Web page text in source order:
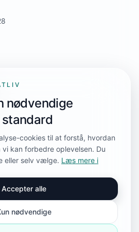
nødvendige
cookies til at forstå, hvordan
kan forbedre oplevelsen. Du
eller selv vælge. Læs mere i
Accepter alle
nødvendige